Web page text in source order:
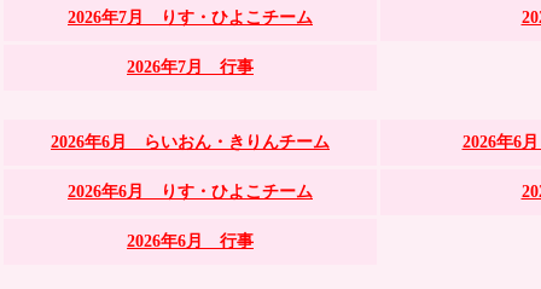
2026年7月 りす・ひよこチーム
2026年7月 行事
2026年6月 らいおん・きりんチーム 2026年6
2026年6月 りす・ひよこチーム
2026年6月 行事